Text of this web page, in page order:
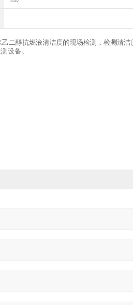
二醇抗燃液清洁度的现场检测，检测清洁
设备。